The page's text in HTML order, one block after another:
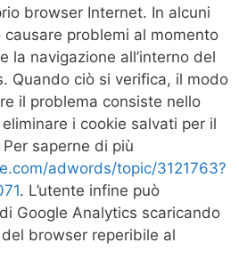
browser Internet. In alcuni
causare problemi al momento
la navigazione all’interno del
Quando ciò si verifica, il modo
il problema consiste nello
i cookie salvati per il
saperne di più
adwords/topic/3121763?
. L’utente infine può
Google Analytics scaricando
browser reperibile al